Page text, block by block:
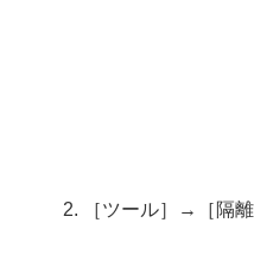
［ツール］→［隔